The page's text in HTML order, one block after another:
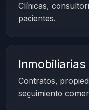
Clínicas,
pacientes.
Inmobiliarias
Contratos,
seguimiento